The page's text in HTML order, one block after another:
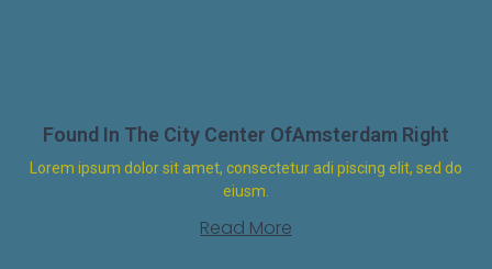
Found In The City Center OfAmsterdam Right
Lorem ipsum dolor sit amet, consectetur adi piscing elit, sed do
eiusm.
Read More